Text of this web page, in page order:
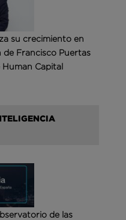
su crecimiento en
de Francisco Puertas
Capital
de las